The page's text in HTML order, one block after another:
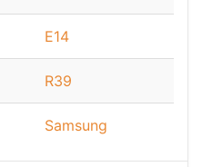
E14
R39
Samsung